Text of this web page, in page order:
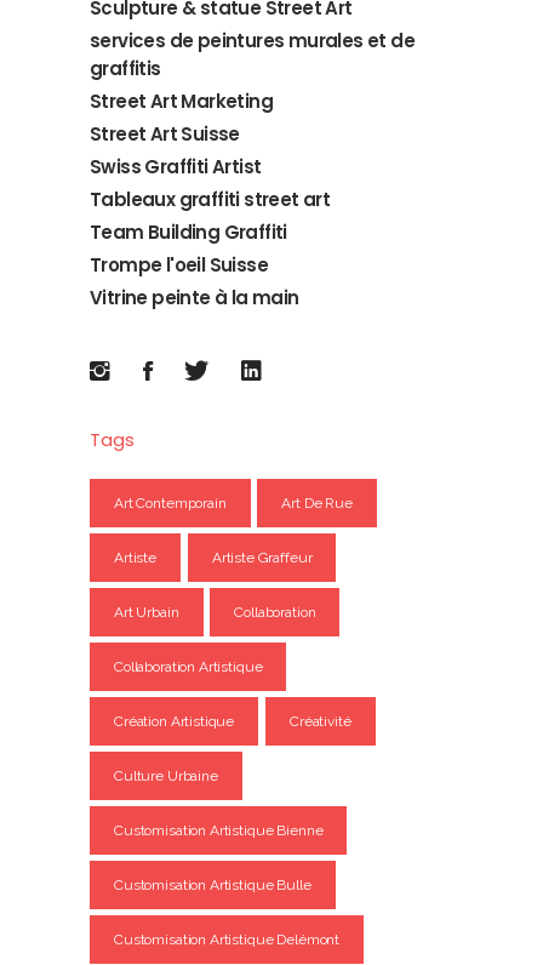
Sculpture & statue Street Art
services de peintures murales et de
graffitis
Street Art Marketing
Street Art Suisse
Swiss Graffiti Artist
Tableaux graffiti street art
Team Building Graffiti
Trompe l'oeil Suisse
Vitrine peinte à la main
Tags
Art Contemporain Art De Rue
Artiste Artiste Graffeur
Art Urbain Collaboration
Collaboration Artistique
Création Artistique Créativité
Culture Urbaine
Customisation Artistique Bienne
Customisation Artistique Bulle
Customisation Artistique Delémont